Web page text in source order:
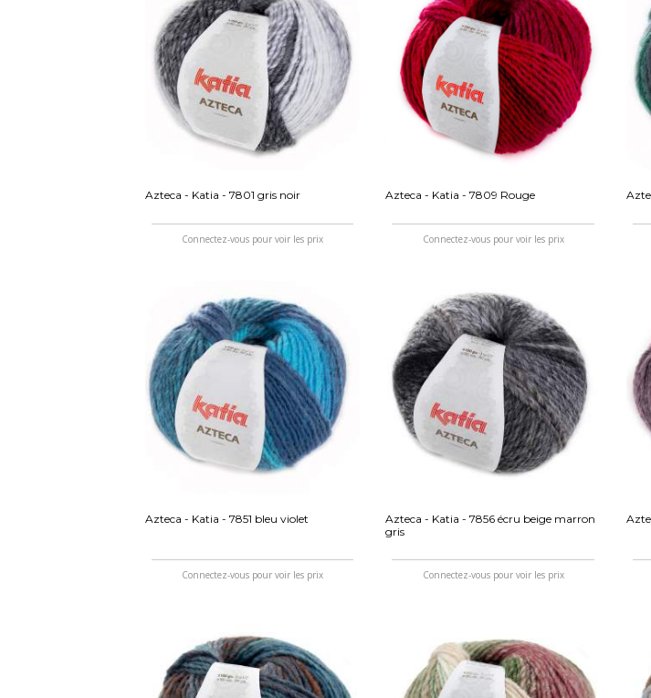
Azteca - Katia - 7801 gris noir
Connectez-vous pour voir les prix
Azteca - Katia - 7809 Rouge
Connectez-vous pour voir les prix
Azteca - Katia - 7851 bleu violet
Connectez-vous pour voir les prix
Azteca - Katia - 7856 écru beige marron
gris
Connectez-vous pour voir les prix